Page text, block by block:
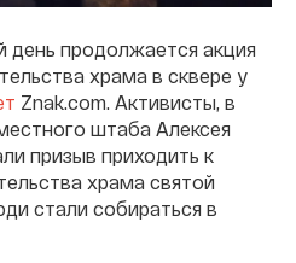
день продолжается акция
храма в сквере у
Znak.com. Активисты, в
штаба Алексея
призыв приходить к
храма святой
стали собираться в